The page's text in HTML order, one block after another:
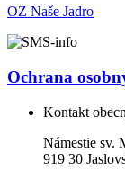
OZ Naše Jadro
Ochrana
Kontakt
Námestie sv.
919 30